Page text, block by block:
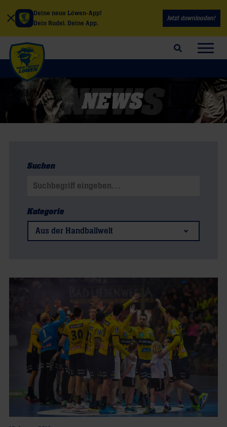
Deine neue Löwen-App!
Dein Rudel. Deine App.
Jetzt downloaden!
Suchfeld öffnen
Suchen
Suchen nach:
Kategorie
Aus der Handballwelt